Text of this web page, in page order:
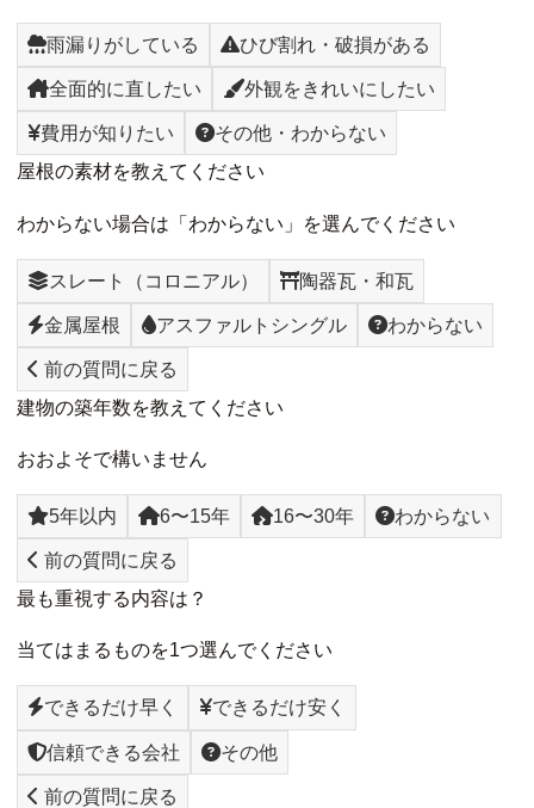
雨漏りがしている ひび割れ・破損がある
全面的に直したい 外観をきれいにしたい
費用が知りたい
その他・わからない
屋根の素材を教えてください
わからない場合は「わからない」を選んでください
スレート（コロニアル） 陶器瓦・和瓦
金属屋根 アスファルトシングル わからない
前の質問に戻る
建物の築年数を教えてください
おおよそで構いません
5年以内 6〜15年 16〜30年 わからない
前の質問に戻る
最も重視する内容は？
当てはまるものを1つ選んでください
できるだけ早く できるだけ安く
信頼できる会社 その他
前の質問に戻る